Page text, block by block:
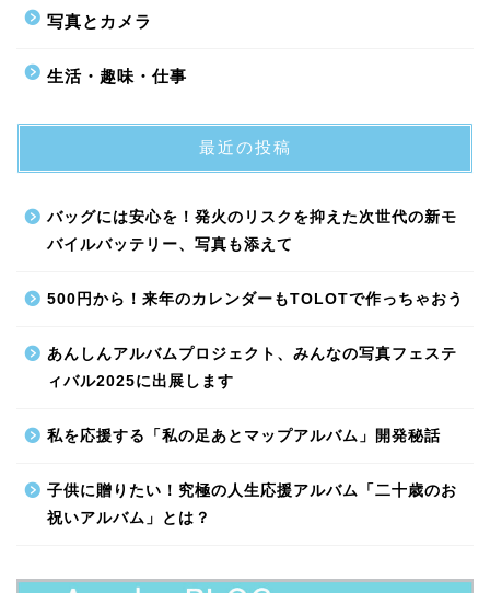
写真とカメラ
生活・趣味・仕事
最近の投稿
バッグには安心を！発火のリスクを抑えた次世代の新モ
バイルバッテリー、写真も添えて
500円から！来年のカレンダーもTOLOTで作っちゃおう
あんしんアルバムプロジェクト、みんなの写真フェステ
ィバル2025に出展します
私を応援する「私の足あとマップアルバム」開発秘話
子供に贈りたい！究極の人生応援アルバム「二十歳のお
祝いアルバム」とは？